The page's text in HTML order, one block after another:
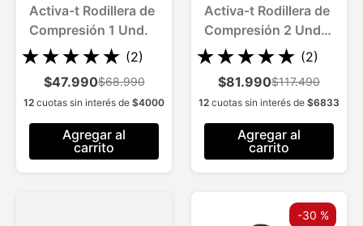
Activa-t Rodillera de
Compresión 1 Und.
★★★★★ (2)
$47.990$68.990
12 cuotas sin interés de $4000
Agregar al
carrito
Activa-t Rodillera de
Compresión 2 Und.
Alivia Dolor Espalda
y Piernas
★★★★★ (2)
$81.990$117.490
12 cuotas sin interés de $6833
Agregar al
carrito
-30 %